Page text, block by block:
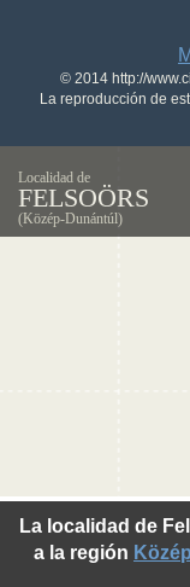
© 2014 http://
La reproducción de
Localidad de
FELSOÖRS
(Közép-Dunántúl)
La localidad de
a la región